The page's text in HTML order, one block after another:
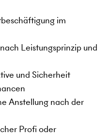
im
Leistungsprinzip und
und Sicherheit
Anstellung nach der
Profi oder